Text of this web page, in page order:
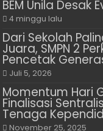
BEM Unila Desak
4 minggu lalu
Dari Sekolah
Juara, SMPN 2
Pencetak
Juli 5, 2026
Momentum Hari
Finalisasi
Tenaga
November 25, 2025